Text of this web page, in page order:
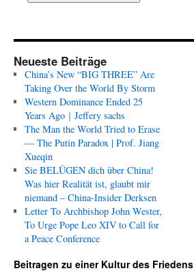
Neueste Beiträge
China’s New “BIG THREE” Are
Taking Over the World By Storm
Western Dominance Ended 25
Years Ago｜Jeffery sachs
The Man the World Tried to Erase
— The Putin Paradox | Prof. Jiang
Xueqin
Sie BELÜGEN dich über China!
Was hier Realität ist, glaubt mir
niemand – China-Insider Derksen
Letter To Archbishop John Wester,
To Urge Pope Leo XIV to Call for
a Peace Conference
Beitragen zu einer Kultur des Friedens